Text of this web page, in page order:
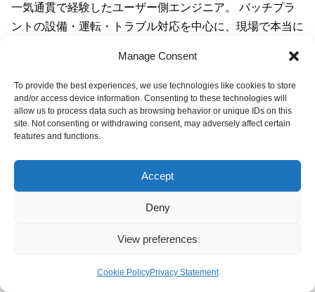
Manage Consent
To provide the best experiences, we use technologies like cookies to store
and/or access device information. Consenting to these technologies will
allow us to process data such as browsing behavior or unique IDs on this
site. Not consenting or withdrawing consent, may adversely affect certain
features and functions.
Accept
Deny
View preferences
Cookie PolicyPrivacy Statement
一気通貫で経験したユーザー側エンジニア。 バッチプラ
ントの設備・運転・トラブル対応を中心に、現場で本当に
スポンサーリンク